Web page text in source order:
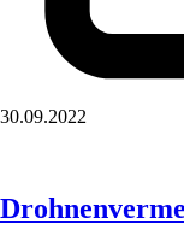
30.09.2022